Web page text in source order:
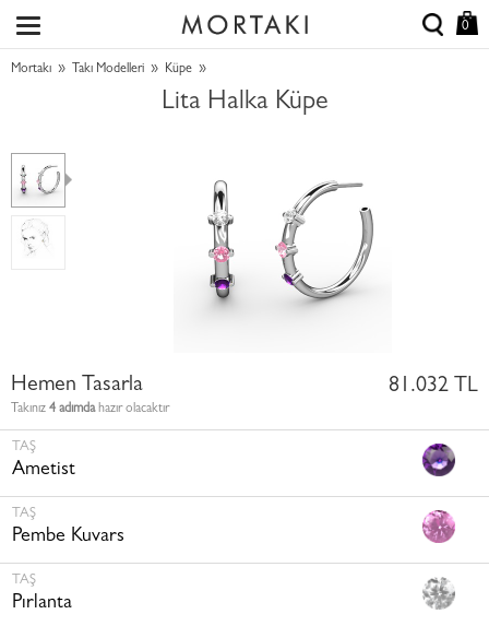
0
Mortakı » Takı Modelleri » Küpe »
Lita Halka Küpe
Hemen Tasarla
Takınız 4 adımdahazır olacaktır
81.032 TL
TAŞ
Ametist
TAŞ
Pembe Kuvars
TAŞ
Pırlanta